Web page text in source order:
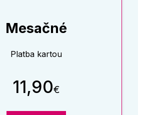
Mesačné
Platba kartou
11,90€